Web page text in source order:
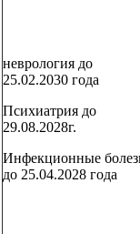
неврология до
25.02.2030 года
Психиатрия до
29.08.2028г.
Инфекционные
до 25.04.2028 года